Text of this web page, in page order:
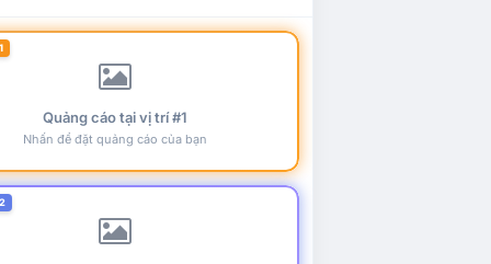
Quảng cáo tại vị trí #1
Nhấn để đặt quảng cáo của bạn